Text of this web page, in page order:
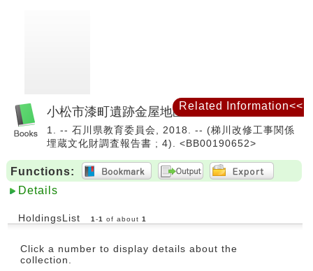
小松市漆町遺跡金屋地区
1. -- 石川県教育委員会, 2018. -- (梯川改修工事関係
埋蔵文化財調査報告書 ; 4). <BB00190652>
Functions:
Details
HoldingsList 1-1 of about 1
Click a number to display details about the
collection.
Related Information<<